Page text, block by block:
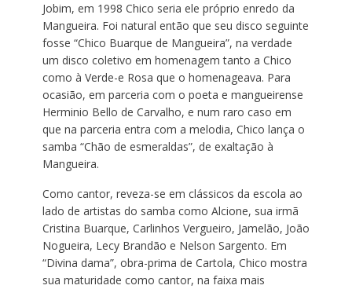
Jobim, em 1998 Chico seria ele próprio enredo da
Mangueira. Foi natural então que seu disco seguinte
fosse “Chico Buarque de Mangueira”, na verdade
um disco coletivo em homenagem tanto a Chico
como à Verde-e Rosa que o homenageava. Para
ocasião, em parceria com o poeta e mangueirense
Herminio Bello de Carvalho, e num raro caso em
que na parceria entra com a melodia, Chico lança o
samba “Chão de esmeraldas”, de exaltação à
Mangueira.
Como cantor, reveza-se em clássicos da escola ao
lado de artistas do samba como Alcione, sua irmã
Cristina Buarque, Carlinhos Vergueiro, Jamelão, João
Nogueira, Lecy Brandão e Nelson Sargento. Em
“Divina dama”, obra-prima de Cartola, Chico mostra
sua maturidade como cantor, na faixa mais